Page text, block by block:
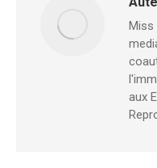
Miss
aux